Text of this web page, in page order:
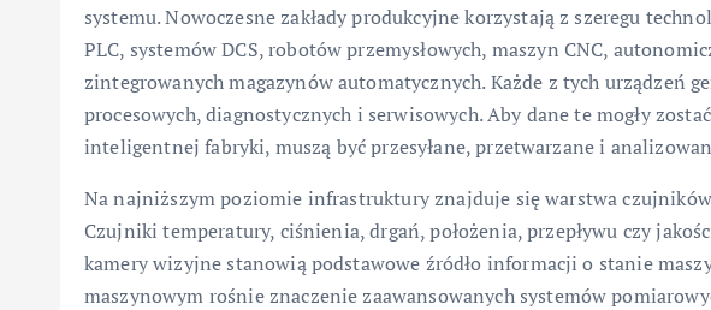
systemu. Nowoczesne zakłady produkcyjne korzystają z szeregu
PLC, systemów DCS, robotów przemysłowych, maszyn CNC,
zintegrowanych magazynów automatycznych. Każde z tych urządzeń
procesowych, diagnostycznych i serwisowych. Aby dane te mogły
inteligentnej fabryki, muszą być przesyłane, przetwarzane i
Na najniższym poziomie infrastruktury znajduje się warstwa
Czujniki temperatury, ciśnienia, drgań, położenia, przepływu czy
kamery wizyjne stanowią podstawowe źródło informacji o stanie
maszynowym rośnie znaczenie zaawansowanych systemów